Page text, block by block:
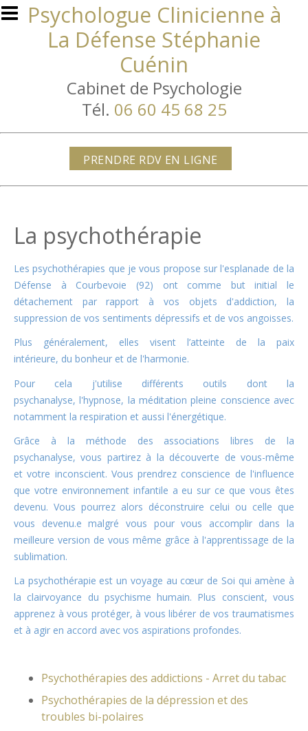
Aller au contenu principal
Psychologue Clinicienne à
La Défense Stéphanie
Cuénin
Cabinet de Psychologie
Tél. 06 60 45 68 25
PRENDRE RDV EN LIGNE
La psychothérapie
Les psychothérapies que je vous propose sur l'esplanade de la
Défense à Courbevoie (92) ont comme but initial le
détachement par rapport à vos objets d'addiction, la
suppression de vos sentiments dépressifs et de vos angoisses.
Plus généralement, elles visent l’atteinte de la paix
intérieure, du bonheur et de l'harmonie.
Pour cela j'utilise différents outils dont la
psychanalyse, l'hypnose, la méditation pleine conscience avec
notamment la respiration et aussi l'énergétique.
Grâce à la méthode des associations libres de la
psychanalyse,vous partirez à la découverte de vous-même
et votre inconscient. Vous prendrez conscience de l'influence
que votre environnement infantile a eu sur ce que vous êtes
devenu. Vous pourrez alors déconstruire celui ou celle que
vous devenu.e malgré vous pour vous accomplir dans la
meilleure version de vous même grâce à l'apprentissage de la
sublimation.
La psychothérapie est un voyage au cœur de Soi qui amène à
la clairvoyance du psychisme humain. Plus conscient, vous
apprenez à vous protéger, à vous libérer de vos traumatismes
et à agir en accord avec vos aspirations profondes.
Psychothérapies des addictions - Arret du tabac
Psychothérapies de la dépression et des
troubles bi-polaires